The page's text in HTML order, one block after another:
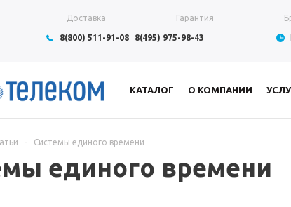
Доставка Гарантия
8(800) 511-91-08 8(495) 975-98-43
КАТАЛОГ О КОМПАНИИ
- Системы единого времени
единого времени